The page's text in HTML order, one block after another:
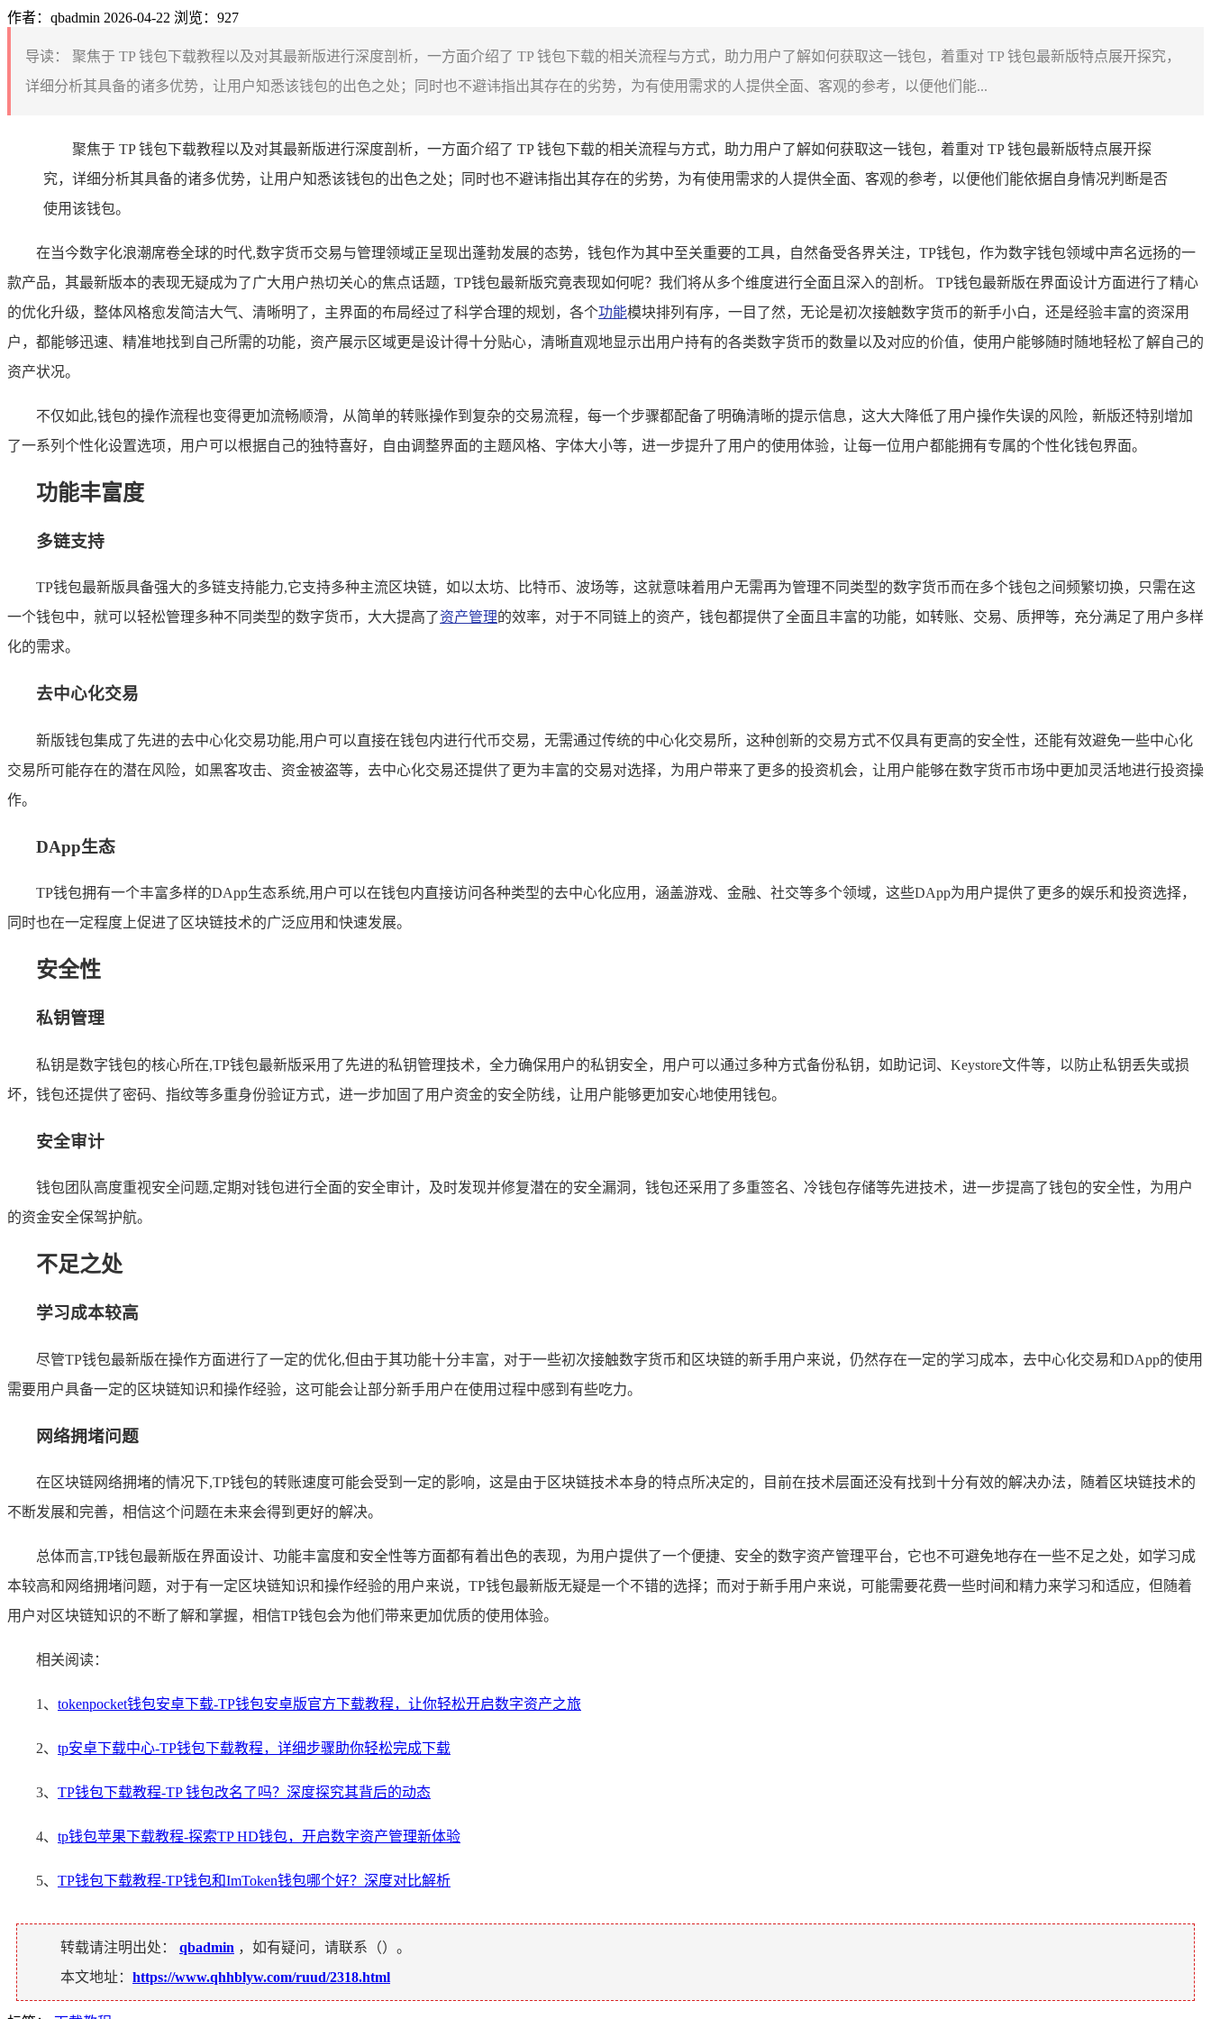
作者：qbadmin 2026-04-22 浏览：927
导读：
聚焦于 TP 钱包下载教程以及对其最新版进行深度剖析，一方面介绍了 TP 钱包下载的相关流程与方式，助力用户了解如何获取这一钱包，着重对 TP 钱包最新版特点展开探究，
详细分析其具备的诸多优势，让用户知悉该钱包的出色之处；同时也不避讳指出其存在的劣势，为有使用需求的人提供全面、客观的参考，以便他们能...
聚焦于 TP 钱包下载教程以及对其最新版进行深度剖析，一方面介绍了 TP 钱包下载的相关流程与方式，助力用户了解如何获取这一钱包，着重对 TP 钱包最新版特点展开探
究，详细分析其具备的诸多优势，让用户知悉该钱包的出色之处；同时也不避讳指出其存在的劣势，为有使用需求的人提供全面、客观的参考，以便他们能依据自身情况判断是否
使用该钱包。
在当今数字化浪潮席卷全球的时代,数字货币交易与管理领域正呈现出蓬勃发展的态势，钱包作为其中至关重要的工具，自然备受各界关注，TP钱包，作为数字钱包领域中声名远扬的一
款产品，其最新版本的表现无疑成为了广大用户热切关心的焦点话题，TP钱包最新版究竟表现如何呢？我们将从多个维度进行全面且深入的剖析。 TP钱包最新版在界面设计方面进行了精心
的优化升级，整体风格愈发简洁大气、清晰明了，主界面的布局经过了科学合理的规划，各个功能模块排列有序，一目了然，无论是初次接触数字货币的新手小白，还是经验丰富的资深用
户，都能够迅速、精准地找到自己所需的功能，资产展示区域更是设计得十分贴心，清晰直观地显示出用户持有的各类数字货币的数量以及对应的价值，使用户能够随时随地轻松了解自己的
资产状况。
不仅如此,钱包的操作流程也变得更加流畅顺滑，从简单的转账操作到复杂的交易流程，每一个步骤都配备了明确清晰的提示信息，这大大降低了用户操作失误的风险，新版还特别增加
了一系列个性化设置选项，用户可以根据自己的独特喜好，自由调整界面的主题风格、字体大小等，进一步提升了用户的使用体验，让每一位用户都能拥有专属的个性化钱包界面。
功能丰富度
多链支持
TP钱包最新版具备强大的多链支持能力,它支持多种主流区块链，如以太坊、比特币、波场等，这就意味着用户无需再为管理不同类型的数字货币而在多个钱包之间频繁切换，只需在这
一个钱包中，就可以轻松管理多种不同类型的数字货币，大大提高了资产管理的效率，对于不同链上的资产，钱包都提供了全面且丰富的功能，如转账、交易、质押等，充分满足了用户多样
化的需求。
去中心化交易
新版钱包集成了先进的去中心化交易功能,用户可以直接在钱包内进行代币交易，无需通过传统的中心化交易所，这种创新的交易方式不仅具有更高的安全性，还能有效避免一些中心化
交易所可能存在的潜在风险，如黑客攻击、资金被盗等，去中心化交易还提供了更为丰富的交易对选择，为用户带来了更多的投资机会，让用户能够在数字货币市场中更加灵活地进行投资操
作。
DApp生态
TP钱包拥有一个丰富多样的DApp生态系统,用户可以在钱包内直接访问各种类型的去中心化应用，涵盖游戏、金融、社交等多个领域，这些DApp为用户提供了更多的娱乐和投资选择，
同时也在一定程度上促进了区块链技术的广泛应用和快速发展。
安全性
私钥管理
私钥是数字钱包的核心所在,TP钱包最新版采用了先进的私钥管理技术，全力确保用户的私钥安全，用户可以通过多种方式备份私钥，如助记词、Keystore文件等，以防止私钥丢失或损
坏，钱包还提供了密码、指纹等多重身份验证方式，进一步加固了用户资金的安全防线，让用户能够更加安心地使用钱包。
安全审计
钱包团队高度重视安全问题,定期对钱包进行全面的安全审计，及时发现并修复潜在的安全漏洞，钱包还采用了多重签名、冷钱包存储等先进技术，进一步提高了钱包的安全性，为用户
的资金安全保驾护航。
不足之处
学习成本较高
尽管TP钱包最新版在操作方面进行了一定的优化,但由于其功能十分丰富，对于一些初次接触数字货币和区块链的新手用户来说，仍然存在一定的学习成本，去中心化交易和DApp的使用
需要用户具备一定的区块链知识和操作经验，这可能会让部分新手用户在使用过程中感到有些吃力。
网络拥堵问题
在区块链网络拥堵的情况下,TP钱包的转账速度可能会受到一定的影响，这是由于区块链技术本身的特点所决定的，目前在技术层面还没有找到十分有效的解决办法，随着区块链技术的
不断发展和完善，相信这个问题在未来会得到更好的解决。
总体而言,TP钱包最新版在界面设计、功能丰富度和安全性等方面都有着出色的表现，为用户提供了一个便捷、安全的数字资产管理平台，它也不可避免地存在一些不足之处，如学习成
本较高和网络拥堵问题，对于有一定区块链知识和操作经验的用户来说，TP钱包最新版无疑是一个不错的选择；而对于新手用户来说，可能需要花费一些时间和精力来学习和适应，但随着
用户对区块链知识的不断了解和掌握，相信TP钱包会为他们带来更加优质的使用体验。
相关阅读：
1、 tokenpocket钱包安卓下载-TP钱包安卓版官方下载教程，让你轻松开启数字资产之旅
2、 tp安卓下载中心-TP钱包下载教程，详细步骤助你轻松完成下载
3、 TP钱包下载教程-TP 钱包改名了吗？深度探究其背后的动态
4、 tp钱包苹果下载教程-探索TP HD钱包，开启数字资产管理新体验
5、 TP钱包下载教程-TP钱包和ImToken钱包哪个好？深度对比解析
转载请注明出处： qbadmin ，如有疑问，请联系（）。
本文地址： https://www.qhhblyw.com/ruud/2318.html